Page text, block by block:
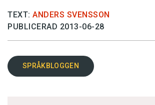
TEXT: ANDERS SVENSSON
PUBLICERAD 2013-06-28
SPRÅKBLOGGEN